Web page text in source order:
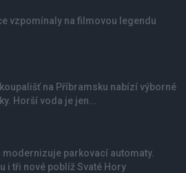
vzpomínaly na filmovou legendu
na Příbramsku nabízí výborné
Horší voda je jen...
modernizuje parkovací automaty.
i tři nové poblíž Svaté Hory